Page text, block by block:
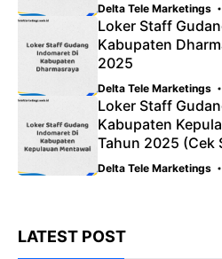
Delta Tele Marketings
Loker Staff
Kabupaten
2025
Delta Tele Marketings
Loker Staff
Kabupaten
Tahun 2025 (Cek
Delta Tele Marketings
LATEST POST